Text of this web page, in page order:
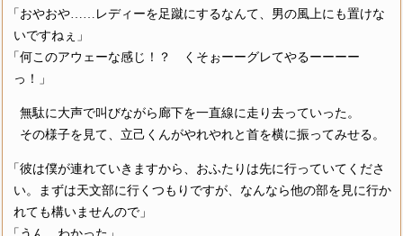
「おやおや……レディーを足蹴にするなんて、男の風上にも置けな
いですねぇ」
「何このアウェーな感じ！？ くそぉーーグレてやるーーーー
っ！」
無駄に大声で叫びながら廊下を一直線に走り去っていった。
その様子を見て、立己くんがやれやれと首を横に振ってみせる。
「彼は僕が連れていきますから、おふたりは先に行っていてくださ
い。まずは天文部に行くつもりですが、なんなら他の部を見に行か
れても構いませんので」